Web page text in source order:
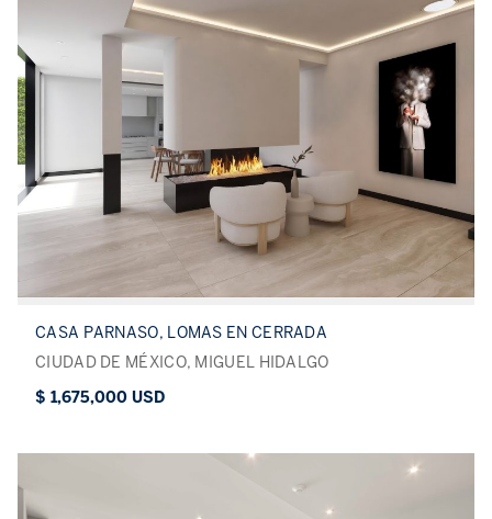
CASA PARNASO, LOMAS EN CERRADA
CIUDAD DE MÉXICO, MIGUEL HIDALGO
$ 1,675,000 USD